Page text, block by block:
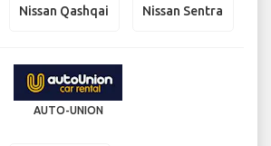
Nissan Qashqai Nissan Sentra
AUTO-UNION